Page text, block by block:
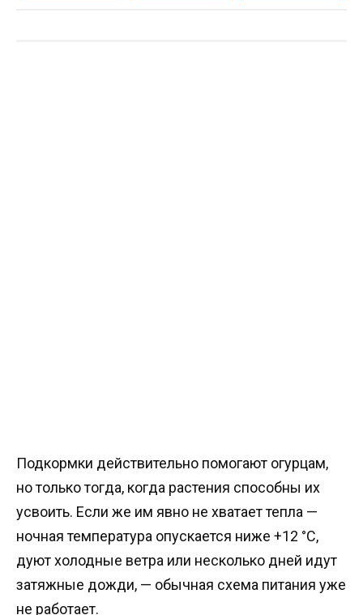
Подкормки действительно помогают огурцам,
но только тогда, когда растения способны их
усвоить. Если же им явно не хватает тепла —
ночная температура опускается ниже +12 °C,
дуют холодные ветра или несколько дней идут
затяжные дожди, — обычная схема питания уже
не работает.